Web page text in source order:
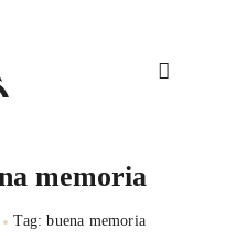
memoria
Tag: buena memoria